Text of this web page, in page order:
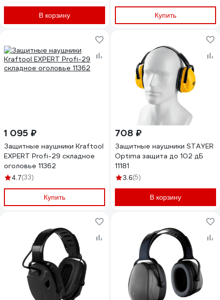
В корзину Купить
1 095 ₽
Защитные наушники Kraftool
EXPERT Profi-29 складное
оголовье 11362
4.7(33)
Купить
708 ₽
Защитные наушники STAYER
Optima защита до 102 дБ
11181
3.6(5)
В корзину